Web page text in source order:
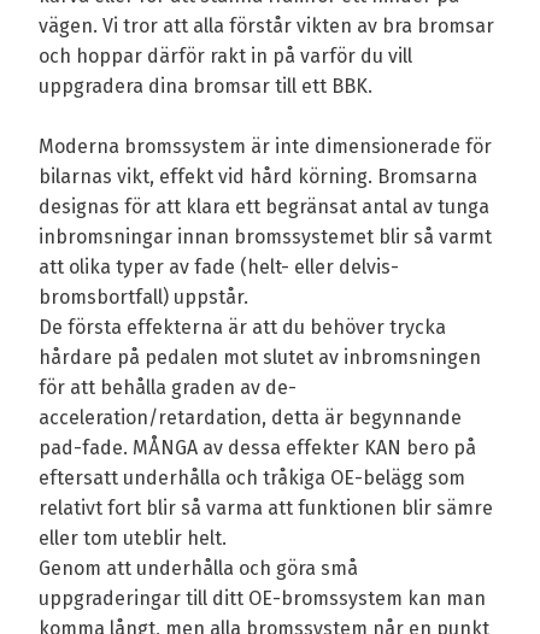
vägen. Vi tror att alla förstår vikten av bra bromsar
och hoppar därför rakt in på varför du vill
uppgradera dina bromsar till ett BBK.
Moderna bromssystem är inte dimensionerade för
bilarnas vikt, effekt vid hård körning. Bromsarna
designas för att klara ett begränsat antal av tunga
inbromsningar innan bromssystemet blir så varmt
att olika typer av fade (helt- eller delvis-
bromsbortfall) uppstår.
De första effekterna är att du behöver trycka
hårdare på pedalen mot slutet av inbromsningen
för att behålla graden av de-
acceleration/retardation, detta är begynnande
pad-fade. MÅNGA av dessa effekter KAN bero på
eftersatt underhålla och tråkiga OE-belägg som
relativt fort blir så varma att funktionen blir sämre
eller tom uteblir helt.
Genom att underhålla och göra små
uppgraderingar till ditt OE-bromssystem kan man
komma långt, men alla bromssystem når en punkt